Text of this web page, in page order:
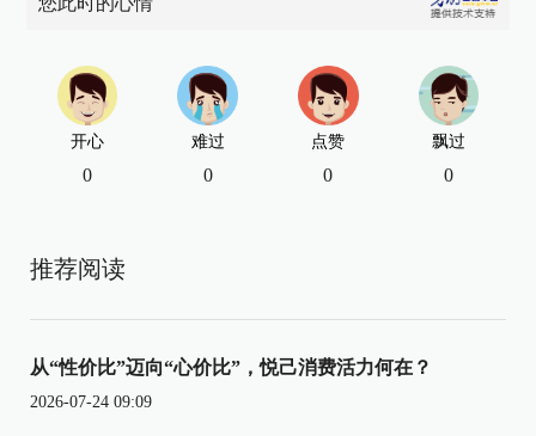
开心
0
难过
0
点赞
0
飘过
0
推荐阅读
从“性价比”迈向“心价比”，悦己消费活力何在？
2026-07-24 09:09